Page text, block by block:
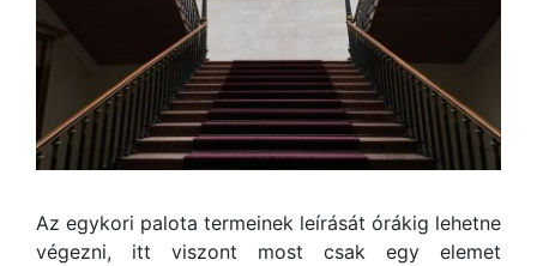
Az egykori palota termeinek leírását órákig lehetne
végezni, itt viszont most csak egy elemet